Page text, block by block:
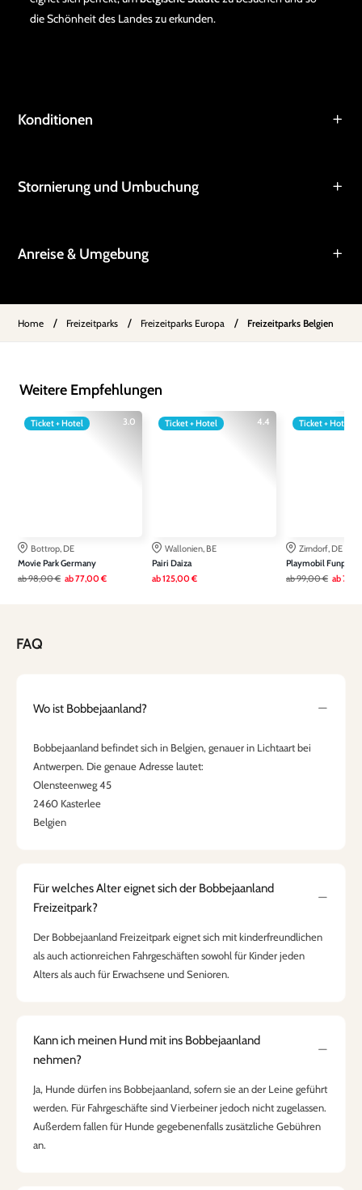
die Schönheit des Landes zu erkunden.
Konditionen
Stornierung und Umbuchung
Anreise & Umgebung
Home / Freizeitparks / Freizeitparks Europa / Freizeitparks Belgien
Weitere Empfehlungen
3.0
Ticket + Hotel
Bottrop, DE
Movie Park Germany
ab98,00 € ab77,00 €
4.4
Ticket + Hotel
Wallonien, BE
Pairi Daiza
ab125,00 €
Ticket + Hotel
Zirndorf, DE
Playmobil Funpark
ab99,00 € ab
FAQ
Wo ist Bobbejaanland?
Bobbejaanland befindet sich in Belgien, genauer in Lichtaart bei
Antwerpen. Die genaue Adresse lautet:
Olensteenweg 45
2460 Kasterlee
Belgien
Für welches Alter eignet sich der Bobbejaanland
Freizeitpark?
Der Bobbejaanland Freizeitpark eignet sich mit kinderfreundlichen
als auch actionreichen Fahrgeschäften sowohl für Kinder jeden
Alters als auch für Erwachsene und Senioren.
Kann ich meinen Hund mit ins Bobbejaanland
nehmen?
Ja, Hunde dürfen ins Bobbejaanland, sofern sie an der Leine geführt
werden. Für Fahrgeschäfte sind Vierbeiner jedoch nicht zugelassen.
Außerdem fallen für Hunde gegebenenfalls zusätzliche Gebühren
an.